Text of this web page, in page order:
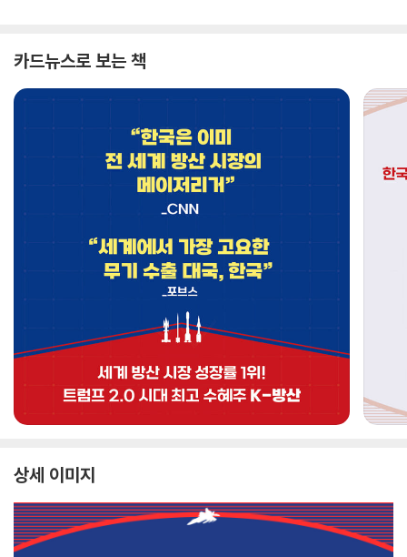
카드뉴스로 보는 책
상세 이미지